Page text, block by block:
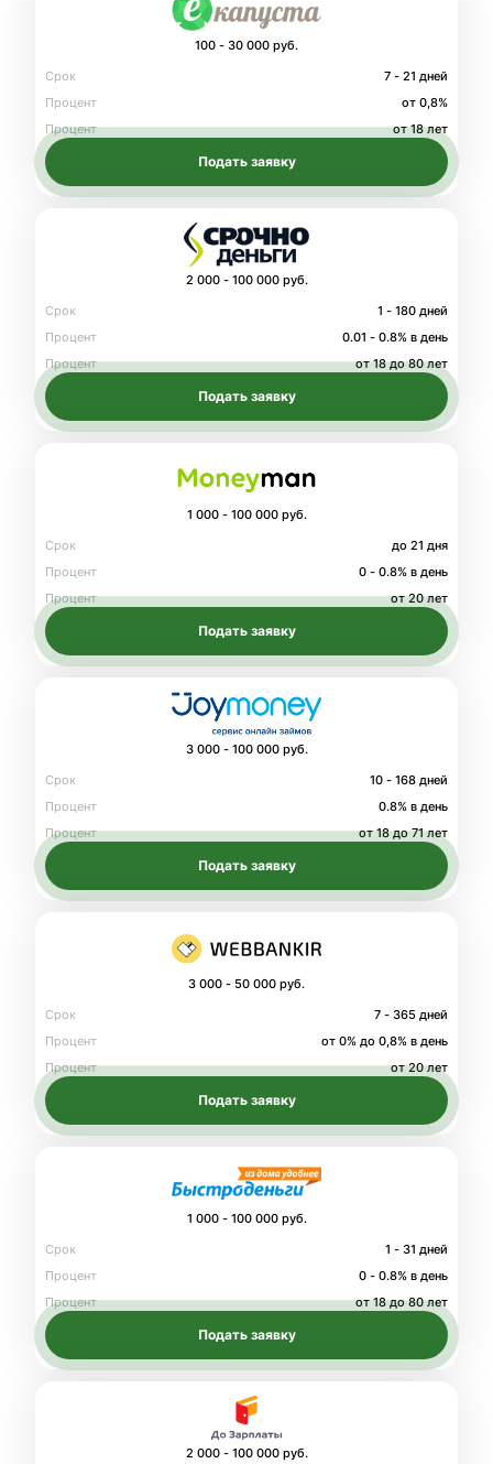
100 - 30 000 руб.
Срок
7 - 21 дней
Процент
от 0,8%
Процент
от 18 лет
Подать заявку
2 000 - 100 000 руб.
Срок
1 - 180 дней
Процент
0.01 - 0.8% в день
Процент
от 18 до 80 лет
Подать заявку
1 000 - 100 000 руб.
Срок
до 21 дня
Процент
0 - 0.8% в день
Процент
от 20 лет
Подать заявку
3 000 - 100 000 руб.
Срок
10 - 168 дней
Процент
0.8% в день
Процент
от 18 до 71 лет
Подать заявку
3 000 - 50 000 руб.
Срок
7 - 365 дней
Процент
от 0% до 0,8% в день
Процент
от 20 лет
Подать заявку
1 000 - 100 000 руб.
Срок
1 - 31 дней
Процент
0 - 0.8% в день
Процент
от 18 до 80 лет
Подать заявку
2 000 - 100 000 руб.